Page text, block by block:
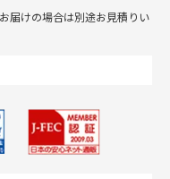
届けの場合は別途お見積りい